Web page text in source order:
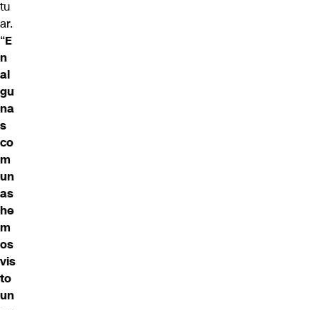
tu
ar.
“E
n
al
gu
na
s
co
m
un
as
he
m
os
vis
to
un